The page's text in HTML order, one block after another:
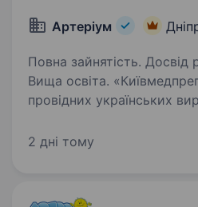
Артеріум
Повна зайнятість. Досвід
Вища освіта. «Київмедпрепарат» — один із
провідних українських
формуються з 1847 року.
2 дні тому